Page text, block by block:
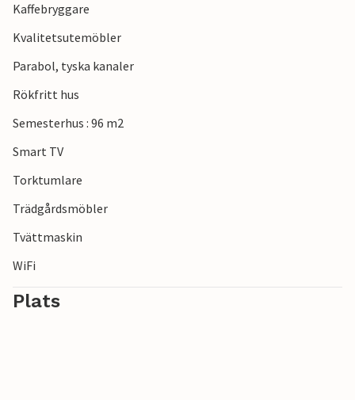
Kaffebryggare
Kvalitetsutemöbler
Parabol, tyska kanaler
Rökfritt hus
Semesterhus : 96 m2
Smart TV
Torktumlare
Trädgårdsmöbler
Tvättmaskin
WiFi
Plats